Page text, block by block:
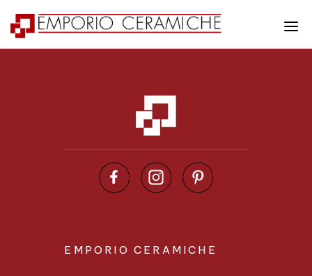
Pavimenti e Rivestimenti
Mondo bagno
EMPORIO CERAMICHE